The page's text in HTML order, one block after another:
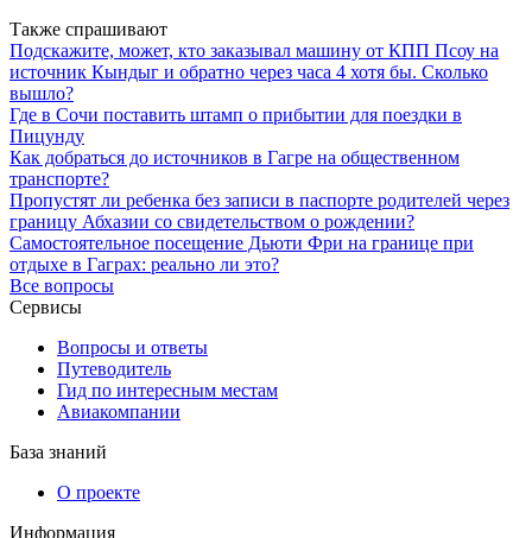
Также спрашивают
Подскажите, может, кто заказывал машину от КПП Псоу на
источник Кындыг и обратно через часа 4 хотя бы. Сколько
вышло?
Где в Сочи поставить штамп о прибытии для поездки в
Пицунду
Как добраться до источников в Гагре на общественном
транспорте?
Пропустят ли ребенка без записи в паспорте родителей через
границу Абхазии со свидетельством о рождении?
Самостоятельное посещение Дьюти Фри на границе при
отдыхе в Гаграх: реально ли это?
Все вопросы
Сервисы
Вопросы и ответы
Путеводитель
Гид по интересным местам
Авиакомпании
База знаний
О проекте
Информация